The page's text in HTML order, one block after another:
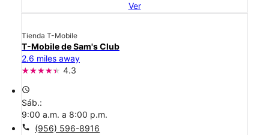
Ver
Tienda T-Mobile
T-Mobile de Sam's Club
2.6 miles away
4.3
access_time
Sáb.:
9:00 a.m. a 8:00 p.m.
call (956) 596-8916